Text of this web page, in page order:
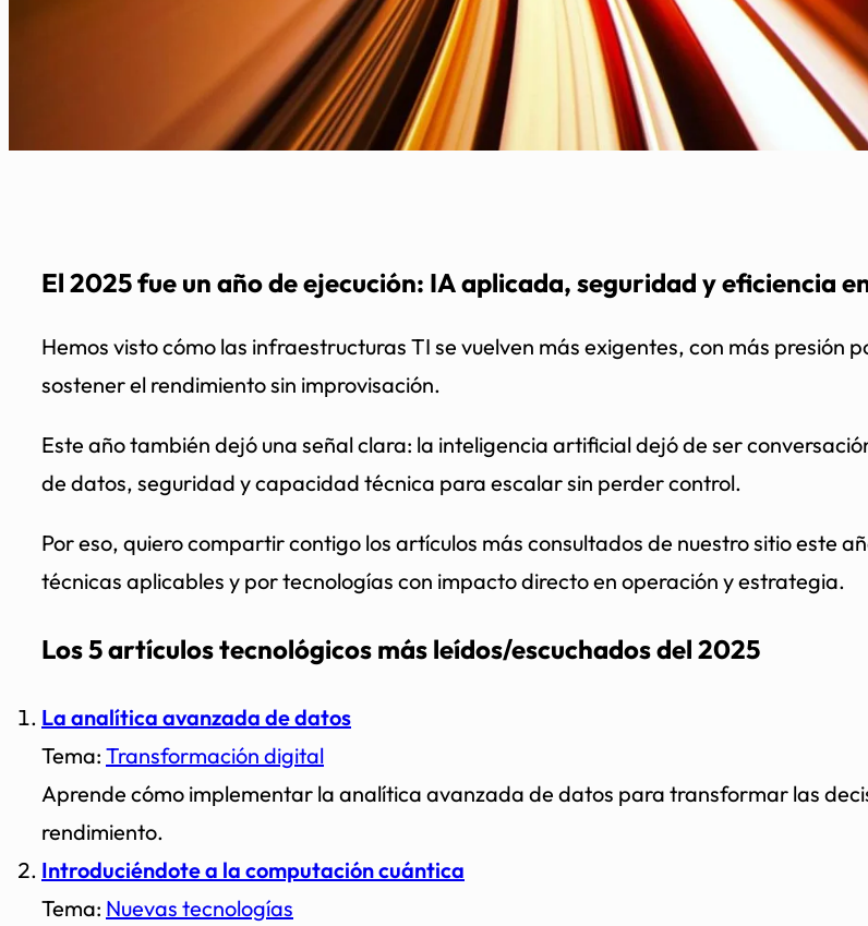
El 2025 fue un año de ejecución: IA aplicada, seguridad y eficiencia
Hemos visto cómo las infraestructuras TI se vuelven más exigentes, con más
sostener el rendimiento sin improvisación.
Este año también dejó una señal clara: la inteligencia artificial dejó de ser
de datos, seguridad y capacidad técnica para escalar sin perder control.
Por eso, quiero compartir contigo los artículos más consultados de nuestro sitio este
técnicas aplicables y por tecnologías con impacto directo en operación y estrategia.
Los 5 artículos tecnológicos más leídos/escuchados del 2025
La analítica avanzada de datos
Tema: Transformación digital
Aprende cómo implementar la analítica avanzada de datos para transformar las
rendimiento.
Introduciéndote a la computación cuántica
Tema: Nuevas tecnologías